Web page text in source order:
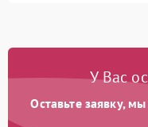
Постоянные сбои в
У Вас
Оставьте заявку,